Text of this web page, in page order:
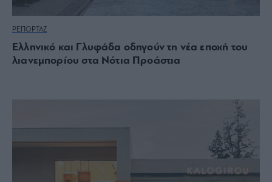
ΡΕΠΟΡΤΑΖ
Ελληνικό και Γλυφάδα οδηγούν τη νέα εποχή του
λιανεμπορίου στα Νότια Προάστια